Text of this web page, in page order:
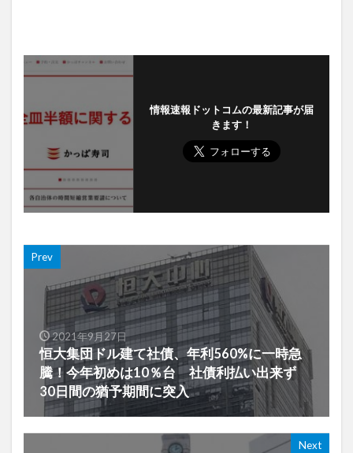
情報速報ドットコムの最新記事が届
きます！
Prev
2021年9月27日
恒大集団ドル建て社債、年利560%に一時急
騰！今年初めは10％台 社債利払い出来ず
30日間の猶予期間に突入
Next